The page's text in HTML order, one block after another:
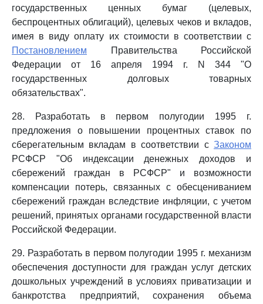
государственных ценных бумаг (целевых,
беспроцентных облигаций), целевых чеков и вкладов,
имея в виду оплату их стоимости в соответствии с
Постановлением Правительства Российской
Федерации от 16 апреля 1994 г. N 344 "О
государственных долговых товарных
обязательствах".
28. Разработать в первом полугодии 1995 г.
предложения о повышении процентных ставок по
сберегательным вкладам в соответствии с Законом
РСФСР "Об индексации денежных доходов и
сбережений граждан в РСФСР" и возможности
компенсации потерь, связанных с обесцениванием
сбережений граждан вследствие инфляции, с учетом
решений, принятых органами государственной власти
Российской Федерации.
29. Разработать в первом полугодии 1995 г. механизм
обеспечения доступности для граждан услуг детских
дошкольных учреждений в условиях приватизации и
банкротства предприятий, сохранения объема